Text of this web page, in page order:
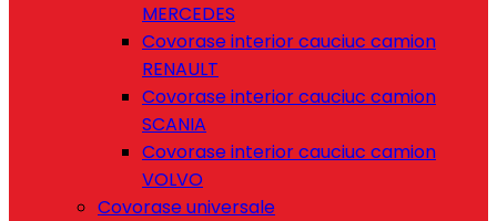
MERCEDES
Covorase interior cauciuc camion
RENAULT
Covorase interior cauciuc camion
SCANIA
Covorase interior cauciuc camion
VOLVO
Covorase universale